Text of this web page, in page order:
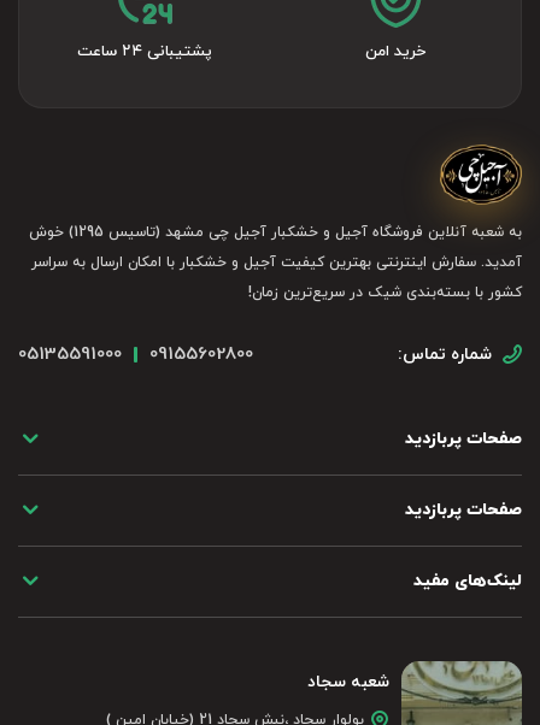
خرید امن پشتیبانی ۲۴ ساعت
به شعبه آنلاین فروشگاه آجیل و خشکبار آجیل چی مشهد (تاسیس 1295) خوش
آمدید. سفارش اینترنتی بهترین کیفیت آجیل و خشکبار با امکان ارسال به سراسر
کشور با بسته‌بندی شیک در سریع‌ترین زمان!
شماره تماس: 09155602800
05135591000
صفحات پربازدید
صفحات پربازدید
لینک‌های مفید
شعبه سجاد
بولوار سجاد ،نبش سجاد 21 (خیابان امین )